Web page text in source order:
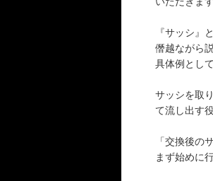
『サッシ』
僭越ながら
具体例とし
サッシを取
て流し出す
「交換後の
まず始めに